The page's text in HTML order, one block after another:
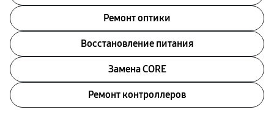
Ремонт оптики
Восстановление питания
Замена CORE
Ремонт контроллеров